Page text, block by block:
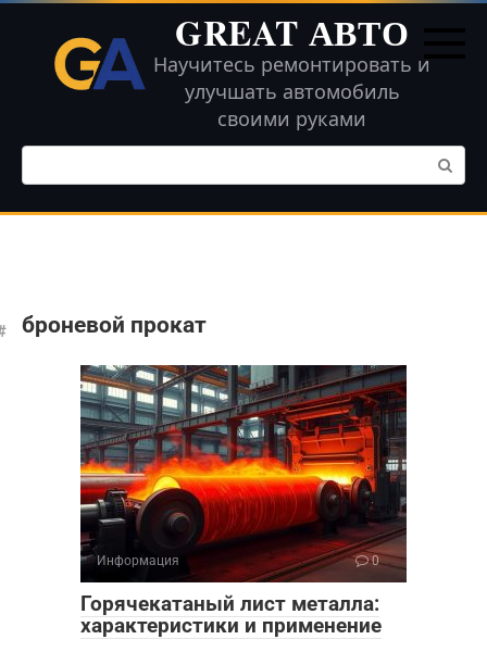
Перейти
контенту
GREAT АВТО
Научитесь ремонтировать и
улучшать автомобиль
своими руками
Поиск:
броневой прокат
Информация 0
Горячекатаный лист металла:
характеристики и применение